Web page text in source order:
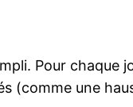
Pour chaque
(comme une